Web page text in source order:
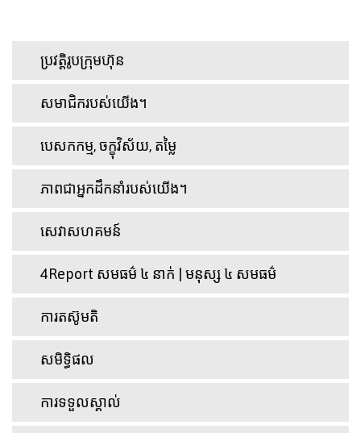
ប្រវត្តិរូបក្រុមហ៊ុន
សមាជិករបស់យើង។
បេសកកម្ម, ចក្ខុវិស័យ, តម្លៃ
ភាពជាអ្នកដឹកនាំរបស់យើង។
សេវាសហគមន៍
4Report សមធម៌ ៤ នាក់ | មនុស្ស ៤ សមធម៌
ការតស៊ូមតិ
សមិទ្ធិផល
ការទទួលស្គាល់